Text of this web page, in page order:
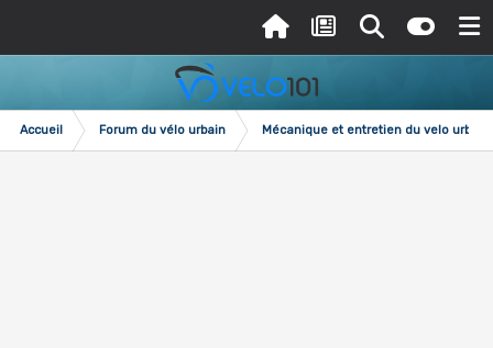
Accueil Forum du vélo urbain Mécanique et entretien du velo urbain